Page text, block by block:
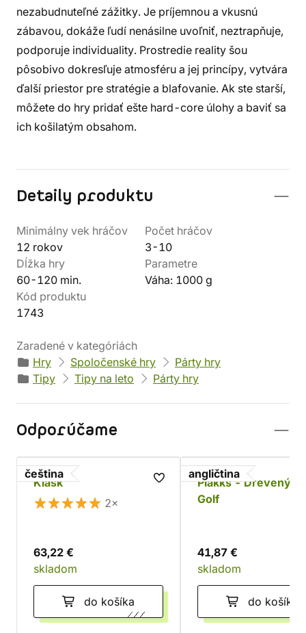
nezabudnuteľné zážitky. Je príjemnou a vkusnú
zábavou, dokáže ľudí nenásilne uvoľniť, neztrapňuje,
podporuje individuality. Prostredie reality šou
pôsobivo dokresľuje atmosféru a jej princípy, vytvára
ďalší priestor pre stratégie a blafovanie. Ak ste starší,
môžete do hry pridať ešte hard-core úlohy a baviť sa
ich košilatým obsahom.
Detaily produktu
Minimálny vek hráčov
12 rokov
Počet hráčov
3-10
Dĺžka hry
60-120 min.
Parametre
Váha: 1000 g
Kód produktu
1743
Zaradené v kategóriách
Hry
Spoločenské hry
Párty hry
Tipy
Tipy na leto Párty hry
Odporúčame
čeština
Klask
2×
63,22 €
skladom
do košíka
angličtina
Plakks - Drevený
Golf
41,87 €
skladom
do košíka